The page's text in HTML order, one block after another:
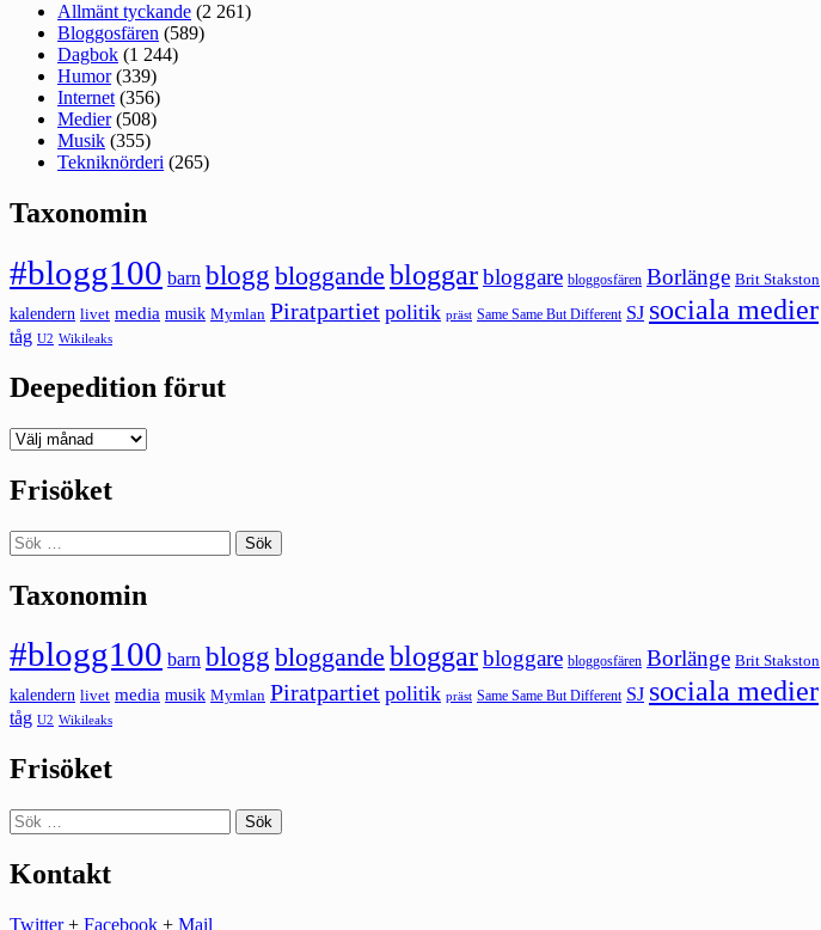
Allmänt tyckande (2 261)
Bloggosfären (589)
Dagbok (1 244)
Humor(339)
Internet (356)
Medier(508)
Musik (355)
Tekniknörderi (265)
Taxonomin
#blogg100 barn blogg bloggande bloggarbloggare bloggosfären Borlänge Brit Stakston
kalendern livet media musik Mymlan Piratpartiet politik präst Same Same But Different SJ sociala medier
tåg U2 Wikileaks
Deepedition förut
Deepedition
Frisöket
Sök
efter:
Taxonomin
#blogg100 barn blogg bloggande bloggarbloggare bloggosfären Borlänge Brit Stakston
kalendern livet media musik Mymlan Piratpartiet politik präst Same Same But Different SJ sociala medier
tåg U2 Wikileaks
Frisöket
Sök
efter:
Kontakt
Twitter+ Facebook + Mail